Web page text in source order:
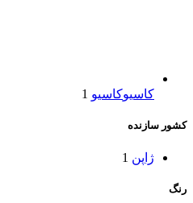
کاسیوکاسیو 1
کشور سازنده
ژاپن 1
رنگ